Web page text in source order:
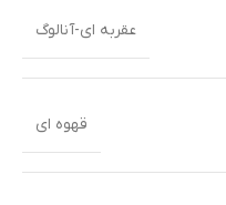
عقربه ای-آنالوگ
قهوه ای